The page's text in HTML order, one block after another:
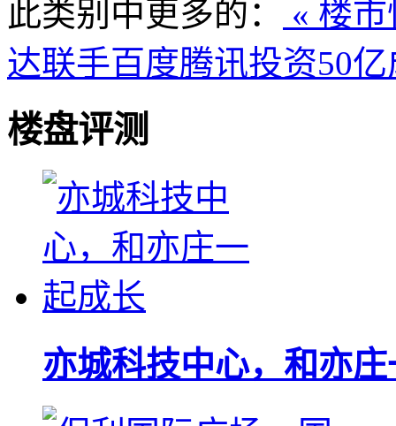
此类别中更多的：
« 楼
达联手百度腾讯投资50
楼盘评测
亦城科技中心，和亦